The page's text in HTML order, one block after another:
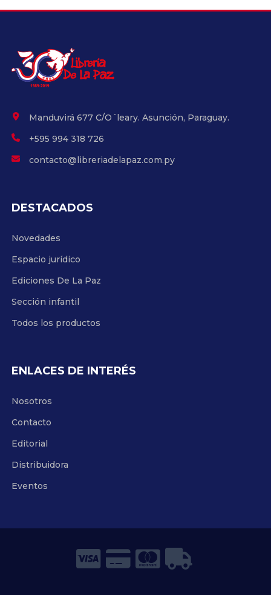
Manduvirá 677 C/O´leary. Asunción, Paraguay.
+595 994 318 726
contacto@libreriadelapaz.com.py
DESTACADOS
Novedades
Espacio jurídico
Ediciones De La Paz
Sección infantil
Todos los productos
ENLACES DE INTERÉS
Nosotros
Contacto
Editorial
Distribuidora
Eventos